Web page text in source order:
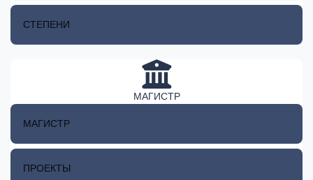
СТЕПЕНИ
МАГИСТР
МАГИСТР
ПРОЕКТЫ